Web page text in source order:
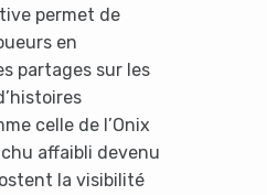
permet de
en
partages sur les
celle de l’Onix
affaibli devenu
la visibilité